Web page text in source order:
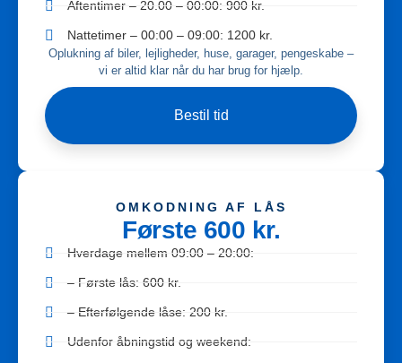
Aftentimer – 20.00 – 00:00: 900 kr.
Nattetimer – 00:00 – 09:00: 1200 kr.
Oplukning af biler, lejligheder, huse, garager, pengeskabe –
vi er altid klar når du har brug for hjælp.
Bestil tid
OMKODNING AF LÅS
Første 600 kr.
Hverdage mellem 09:00 – 20:00:
– Første lås: 600 kr.
– Efterfølgende låse: 200 kr.
Udenfor åbningstid og weekend: